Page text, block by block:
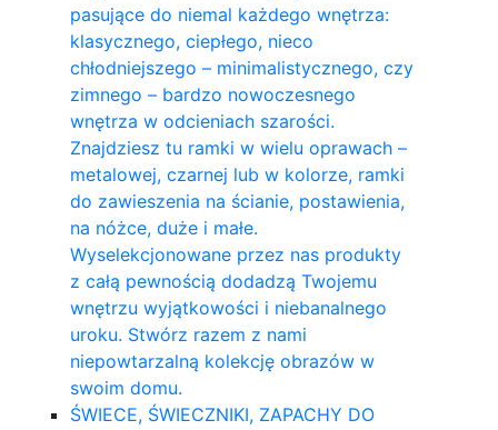
pasujące do niemal każdego wnętrza:
klasycznego, ciepłego, nieco
chłodniejszego – minimalistycznego, czy
zimnego – bardzo nowoczesnego
wnętrza w odcieniach szarości.
Znajdziesz tu ramki w wielu oprawach –
metalowej, czarnej lub w kolorze, ramki
do zawieszenia na ścianie, postawienia,
na nóżce, duże i małe.
Wyselekcjonowane przez nas produkty
z całą pewnością dodadzą Twojemu
wnętrzu wyjątkowości i niebanalnego
uroku. Stwórz razem z nami
niepowtarzalną kolekcję obrazów w
swoim domu.
ŚWIECE, ŚWIECZNIKI, ZAPACHY DO